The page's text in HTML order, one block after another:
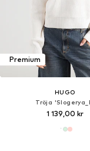
Premium
HUGO
Tröja
1 139,00 kr